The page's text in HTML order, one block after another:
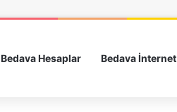
Bedava Hesaplar Bedava İnternet